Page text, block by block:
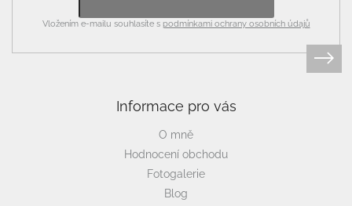
Vložením e-mailu souhlasíte s podmínkami ochrany osobních údajů
Informace pro vás
O mně
Hodnocení obchodu
Fotogalerie
Blog